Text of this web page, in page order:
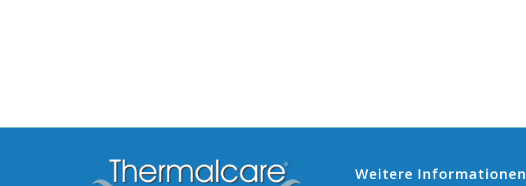
Weitere Informationen